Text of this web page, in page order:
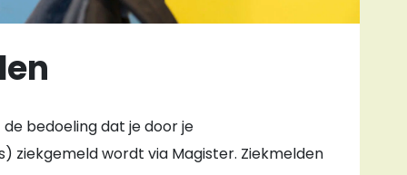
de bedoeling dat je door je
ziekgemeld wordt via Magister. Ziekmelden